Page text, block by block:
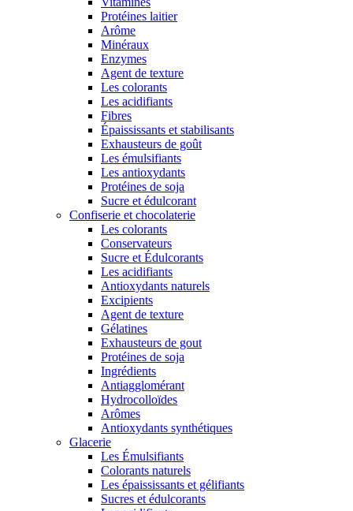
Protéines laitier
Arôme
Minéraux
Enzymes
Agent de texture
Les colorants
Les acidifiants
Fibres
Épaississants et stabilisants
Exhausteurs de goût
Les émulsifiants
Les antioxydants
Protéines de soja
Sucre et édulcorant
Confiserie et chocolaterie
Les colorants
Conservateurs
Sucre et Édulcorants
Les acidifiants
Antioxydants naturels
Excipients
Agent de texture
Gélatines
Exhausteurs de gout
Protéines de soja
Ingrédients
Antiagglomérant
Hydrocolloïdes
Arômes
Antioxydants synthétiques
Glacerie
Les Émulsifiants
Colorants naturels
Les épaississants et gélifiants
Sucres et édulcorants